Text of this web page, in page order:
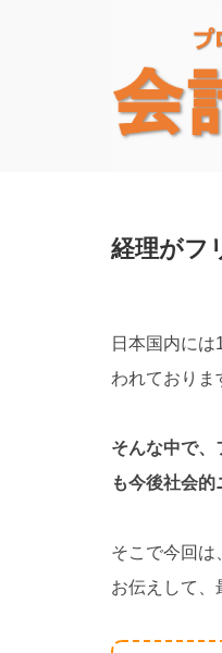
経理がフ
日本国内に
われておりま
そんな中で、
も今後社会的
そこで今回は
お伝えして、